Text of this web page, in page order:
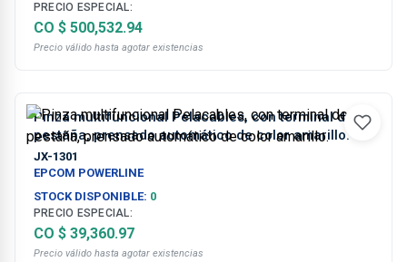
PRECIO ESPECIAL:
CO $ 500,532.94
Precio válido hasta agotar existencias
Pinza multifuncional Pelacables, con terminal de
pestaña, prensado automático de color amarillo.
JX-1301
EPCOM POWERLINE
STOCK DISPONIBLE: 0
PRECIO ESPECIAL:
CO $ 39,360.97
Precio válido hasta agotar existencias